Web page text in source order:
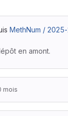
MethNum /
en amont.
mois